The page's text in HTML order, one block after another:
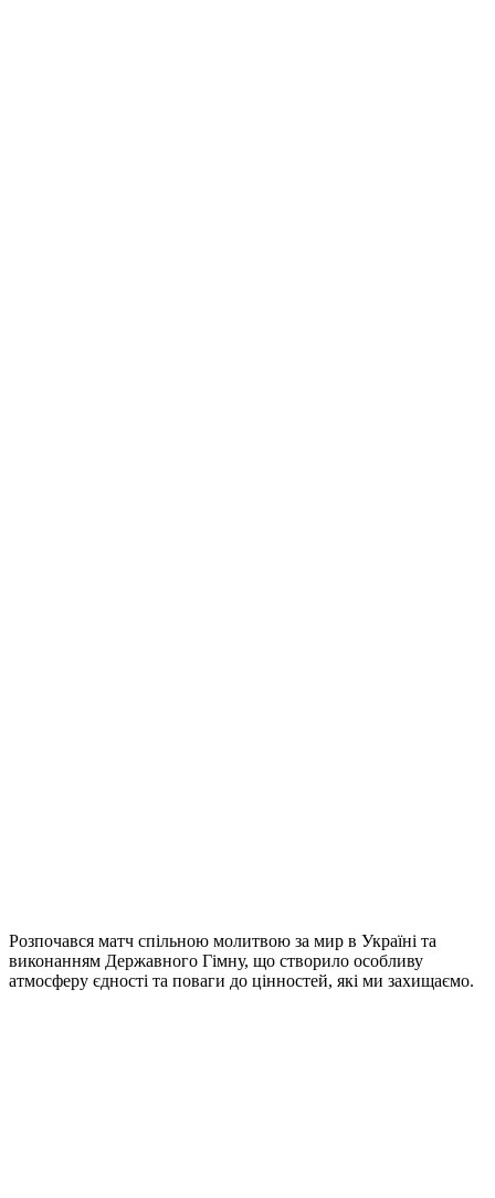
Розпочався матч спільною молитвою за мир в Україні та
виконанням Державного Гімну, що створило особливу
атмосферу єдності та поваги до цінностей, які ми захищаємо.